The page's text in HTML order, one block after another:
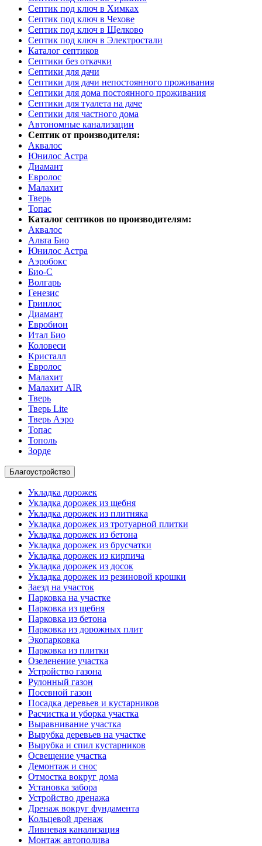
Септик под ключ в Химках
Септик под ключ в Чехове
Септик под ключ в Щелково
Септик под ключ в Электростали
Каталог септиков
Септики без откачки
Септики для дачи
Септики для дачи непостоянного проживания
Септики для дома постоянного проживания
Септики для туалета на даче
Септики для частного дома
Автономные канализации
Септик от производителя:
Аквалос
Юнилос Астра
Диамант
Евролос
Малахит
Тверь
Топас
Каталог септиков по производителям:
Аквалос
Альта Био
Юнилос Астра
Аэробокс
Био-С
Волгарь
Генезис
Гринлос
Диамант
Евробион
Итал Био
Коловеси
Кристалл
Евролос
Малахит
Малахит AIR
Тверь
Тверь Lite
Тверь Аэро
Топас
Тополь
Зорде
Благоустройство
Укладка дорожек
Укладка дорожек из щебня
Укладка дорожек из плитняка
Укладка дорожек из тротуарной плитки
Укладка дорожек из бетона
Укладка дорожек из брусчатки
Укладка дорожек из кирпича
Укладка дорожек из досок
Укладка дорожек из резиновой крошки
Заезд на участок
Парковка на участке
Парковка из щебня
Парковка из бетона
Парковка из дорожных плит
Экопарковка
Парковка из плитки
Озеленение участка
Устройство газона
Рулонный газон
Посевной газон
Посадка деревьев и кустарников
Расчистка и уборка участка
Выравнивание участка
Вырубка деревьев на участке
Вырубка и спил кустарников
Освещение участка
Демонтаж и снос
Отмостка вокруг дома
Установка забора
Устройство дренажа
Дренаж вокруг фундамента
Кольцевой дренаж
Ливневая канализация
Монтаж автополива